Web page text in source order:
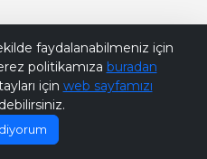
faydalanabilmeniz için
politikamıza buradan
için web sayfamızı
Bana Soru Sor | Ask Me